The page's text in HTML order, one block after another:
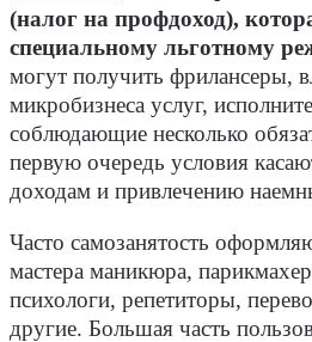
(налог на профдоход),
специальному льготному
могут получить фрилансеры,
микробизнеса услуг,
соблюдающие несколько
первую очередь условия
доходам и привлечению
Часто самозанятость
мастера маникюра,
психологи, репетиторы,
другие. Большая часть